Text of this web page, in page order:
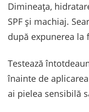
Dimineața,
SPF și machiaj.
după expunerea la
Testează
înainte de
ai pielea sensibilă